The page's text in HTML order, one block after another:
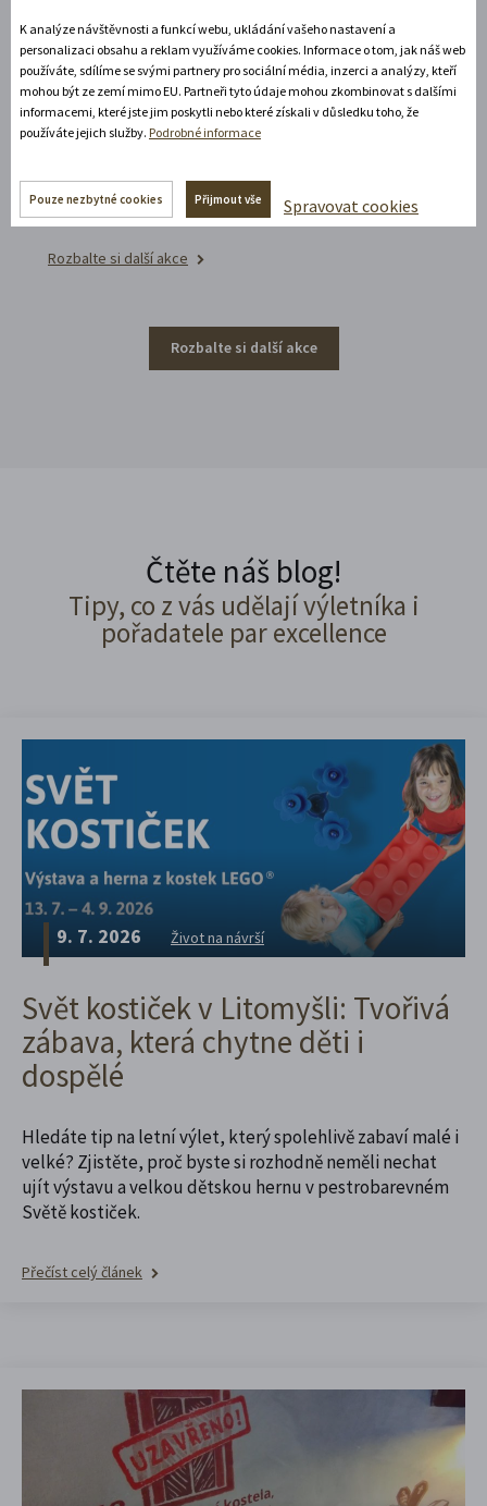
Noční prohlídka piaristického chrámu
Poznejte vrcholně barokní architekturu v
působivém večerním hávu. Obětní stůl dýchá
klenby a chrám ožívá instalacemi současného
umění.
Rozbalte si další akce
Rozbalte si další akce
Čtěte náš blog!
Tipy, co z vás udělají výletníka i
pořadatele par excellence
9. 7. 2026 Život na návrší
Svět kostiček v Litomyšli: Tvořivá
zábava, která chytne děti i
dospělé
Hledáte tip na letní výlet, který spolehlivě zabaví malé i
velké? Zjistěte, proč byste si rozhodně neměli nechat
ujít výstavu a velkou dětskou hernu v pestrobarevném
Světě kostiček.
Přečíst celý článek
K analýze návštěvnosti a funkcí webu, ukládání vašeho nastavení a
personalizaci obsahu a reklam využíváme cookies. Informace o tom, jak náš web
používáte, sdílíme se svými partnery pro sociální média, inzerci a analýzy, kteří
mohou být ze zemí mimo EU. Partneři tyto údaje mohou zkombinovat s dalšími
informacemi, které jste jim poskytli nebo které získali v důsledku toho, že
používáte jejich služby. Podrobné informace
Pouze nezbytné cookies Přijmout vše Spravovat cookies